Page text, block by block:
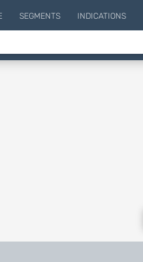
SEGMENTS INDICATIONS